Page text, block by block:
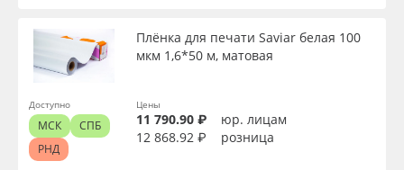
Плёнка для печати Saviar белая 100
мкм 1,6*50 м, матовая
Цены
11 790.90 ₽
юр. лицам
12 868.92 ₽
розница
Доступно
МСК
СПБ
РНД